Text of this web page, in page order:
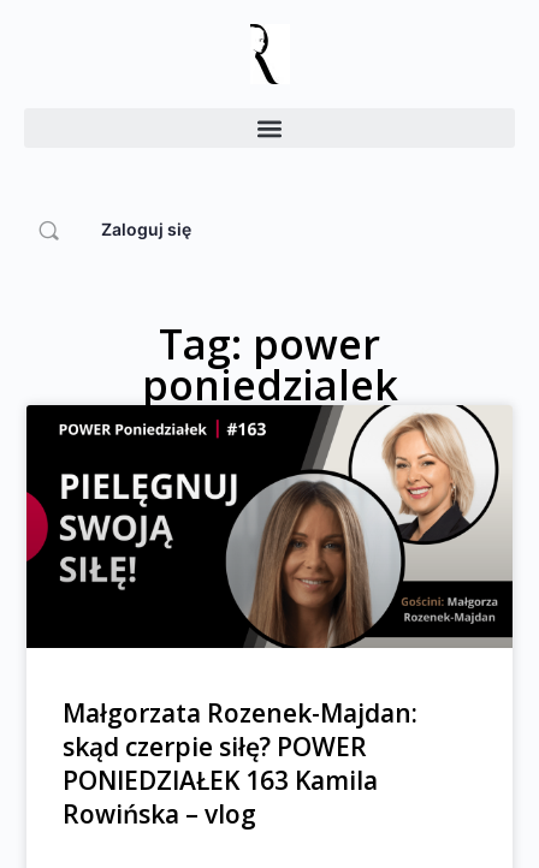
Zaloguj się
Tag: power
poniedzialek
Małgorzata Rozenek-Majdan:
skąd czerpie siłę? POWER
PONIEDZIAŁEK 163 Kamila
Rowińska – vlog